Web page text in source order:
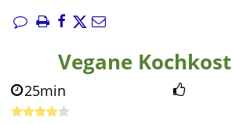
Vegane Kochkost
25min